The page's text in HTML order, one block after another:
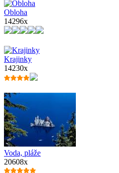
Obloha
14296x
Krajinky
14230x
Voda, pláže
20608x